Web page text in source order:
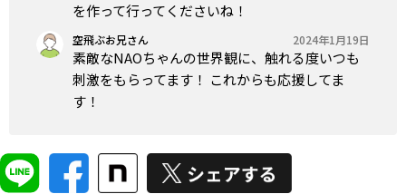
を作って行ってくださいね！
空飛ぶお兄さん 2024年1月19日
素敵なNAOちゃんの世界観に、触れる度いつも
刺激をもらってます！ これからも応援してま
す！